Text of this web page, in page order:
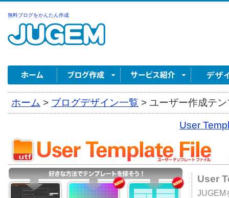
無料ブログをかんたん作成
ホーム > ブログデザイン一覧 > ユーザー作成テ
User
User
JUGEM